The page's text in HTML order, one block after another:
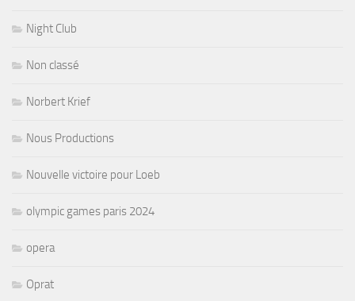
Night Club
Non classé
Norbert Krief
Nous Productions
Nouvelle victoire pour Loeb
olympic games paris 2024
opera
Oprat